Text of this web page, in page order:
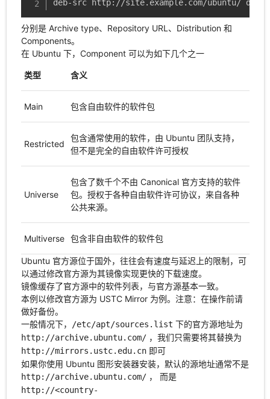
deb-src http://site.example.com/ubuntu/
分别是 Archive type、Repository URL、Distribution 和
Components。
在 Ubuntu 下，Component 可以为如下几个之一
类型 含义
Main 包含自由软件的软件包
Restricted
包含通常使用的软件，由 Ubuntu 团队支持，
但不是完全的自由软件许可授权
Universe
包含了数千个不由 Canonical 官方支持的软件
包。授权于各种自由软件许可协议，来自各种
公共来源。
Multiverse 包含非自由软件的软件包
Ubuntu 官方源位于国外，往往会有速度与延迟上的限制，可
以通过修改官方源为其镜像实现更快的下载速度。
镜像缓存了官方源中的软件列表，与官方源基本一致。
本例以修改官方源为 USTC Mirror 为例。注意：在操作前请
做好备份。
一般情况下，
/etc/apt/sources.list 下的官方源地址为
http://archive.ubuntu.com/，我们只需要将其替换为
http://mirrors.ustc.edu.cn即可
如果你使用 Ubuntu 图形安装器安装，默认的源地址通常不是
http://archive.ubuntu.com/， 而是
http://<country-